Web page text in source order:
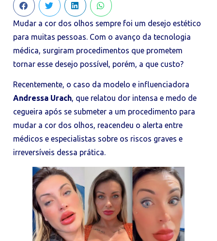
Mudar a cor dos olhos sempre foi um desejo estético
para muitas pessoas. Com o avanço da tecnologia
médica, surgiram procedimentos que prometem
tornar esse desejo possível, porém, a que custo?
Recentemente, o caso da modelo e influenciadora
Andressa Urach, que relatou dor intensa e medo de
cegueira após se submeter a um procedimento para
mudar a cor dos olhos, reacendeu o alerta entre
médicos e especialistas sobre os riscos graves e
irreversíveis dessa prática.